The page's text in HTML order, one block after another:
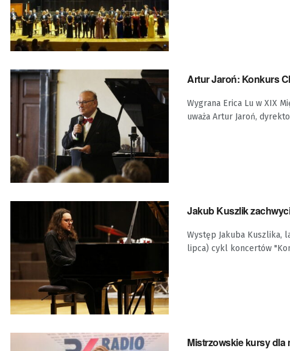
Artur Jaroń: Konkurs
Wygrana Erica Lu w XIX
uważa Artur Jaroń,
Jakub Kuszlik
Występ Jakuba Kuszlika,
lipca) cykl koncertów
Mistrzowskie kursy